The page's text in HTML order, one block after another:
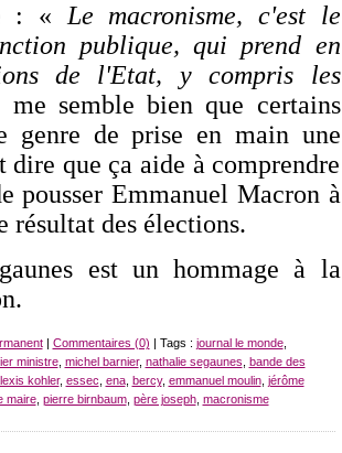
: «Le macronisme, c'est le
publique, qui prend en
de l'Etat, y compris les
semble bien que certains
genre de prise en main une
que ça aide à comprendre
pousser Emmanuel Macron à
résultat des élections.
est un hommage à la
| Commentaires (0) | Tags : journal le monde,
ministre, michel barnier, nathalie segaunes, bande des
kohler, essec, ena, bercy, emmanuel moulin, jérôme
maire, pierre birnbaum, père joseph, macronisme